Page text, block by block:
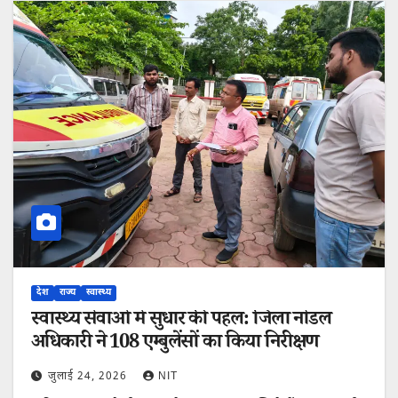
देश राज्य स्वास्थ्य
स्वास्थ्य सेवाओं में सुधार की पहल: जिला नोडल
अधिकारी ने 108 एम्बुलेंसों का किया निरीक्षण
जुलाई 24, 2026 NIT